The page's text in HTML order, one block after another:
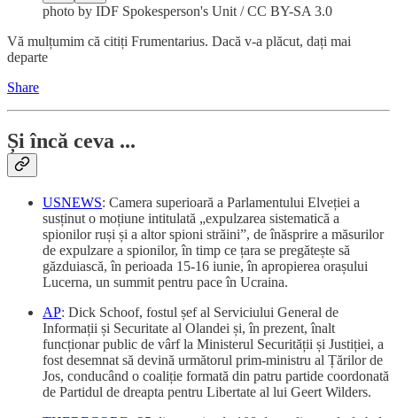
photo by IDF Spokesperson's Unit / CC BY-SA 3.0
Vă mulțumim că citiți Frumentarius. Dacă v-a plăcut, dați mai
departe
Share
Și încă ceva ...
USNEWS: Camera superioară a Parlamentului Elveției a
susținut o moțiune intitulată „expulzarea sistematică a
spionilor ruși și a altor spioni străini”, de înăsprire a măsurilor
de expulzare a spionilor, în timp ce țara se pregătește să
găzduiască, în perioada 15-16 iunie, în apropierea orașului
Lucerna, un summit pentru pace în Ucraina.
AP: Dick Schoof, fostul șef al Serviciului General de
Informații și Securitate al Olandei și, în prezent, înalt
funcționar public de vârf la Ministerul Securității și Justiției, a
fost desemnat să devină următorul prim-ministru al Țărilor de
Jos, conducând o coaliție formată din patru partide coordonată
de Partidul de dreapta pentru Libertate al lui Geert Wilders.